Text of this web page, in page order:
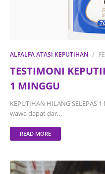
ALFALFA ATASI KEPUTIHAN
TESTIMONI
1 MINGGU
KEPUTIHAN HILANG SELEPAS
wawa dapat dar…
READ MORE